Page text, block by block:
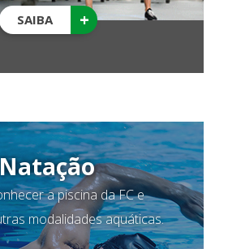
SAIBA +
a piscina da FC e
modalidades aquáticas.